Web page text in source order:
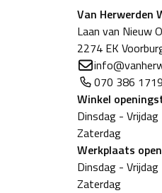
Van Herwerden
Laan van Nieuw
2274 EK
070 386 1719
Winkel
Dinsdag - Vrijdag
Zaterdag
Werkplaats
Dinsdag - Vrijdag
Zaterdag